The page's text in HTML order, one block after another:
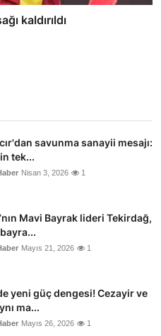
kaldırıldı
savunma sanayii mesajı:
tek...
Nisan 3, 2026 1
Mavi Bayrak lideri Tekirdağ,
Mayıs 21, 2026 1
yeni güç dengesi! Cezayir ve
ma...
Mayıs 26, 2026 1